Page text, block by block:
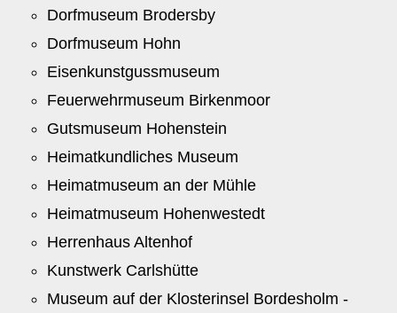
Dorfmuseum Brodersby
Dorfmuseum Hohn
Eisenkunstgussmuseum
Feuerwehrmuseum Birkenmoor
Gutsmuseum Hohenstein
Heimatkundliches Museum
Heimatmuseum an der Mühle
Heimatmuseum Hohenwestedt
Herrenhaus Altenhof
Kunstwerk Carlshütte
Museum auf der Klosterinsel Bordesholm -